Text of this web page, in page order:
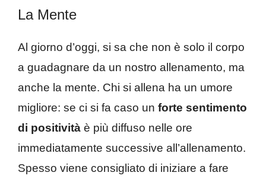
La Mente
Al giorno d’oggi, si sa che non è solo il corpo
a guadagnare da un nostro allenamento, ma
anche la mente. Chi si allena ha un umore
migliore: se ci si fa caso un forte sentimento
di positività è più diffuso nelle ore
immediatamente successive all’allenamento.
Spesso viene consigliato di iniziare a fare